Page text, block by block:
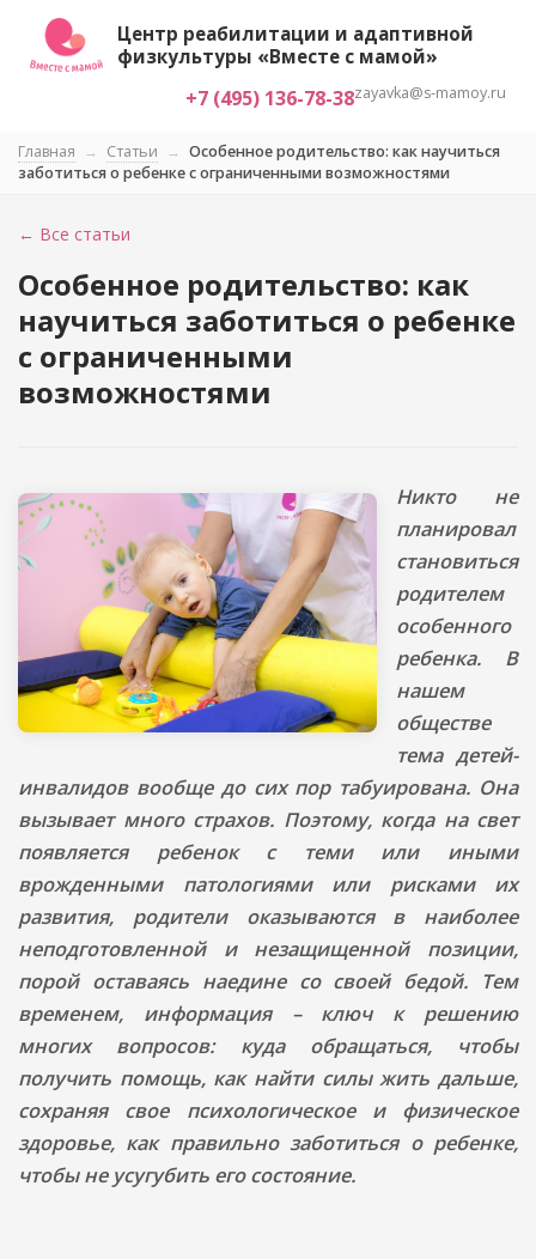
Центр реабилитации и адаптивной
физкультуры «Вместе с мамой»
+7 (495) 136-78-38zayavka@s-mamoy.ru
Главная → Статьи → Особенное родительство: как научиться
заботиться о ребенке с ограниченными возможностями
← Все статьи
Особенное родительство: как
научиться заботиться о ребенке
с ограниченными
возможностями
Никто не
планировал
становиться
родителем
особенного
ребенка. В
нашем
обществе
тема детей-
инвалидов вообще до сих пор табуирована. Она
вызывает много страхов. Поэтому, когда на свет
появляется ребенок с теми или иными
врожденными патологиями или рисками их
развития, родители оказываются в наиболее
неподготовленной и незащищенной позиции,
порой оставаясь наедине со своей бедой. Тем
временем, информация – ключ к решению
многих вопросов: куда обращаться, чтобы
получить помощь, как найти силы жить дальше,
сохраняя свое психологическое и физическое
здоровье, как правильно заботиться о ребенке,
чтобы не усугубить его состояние.